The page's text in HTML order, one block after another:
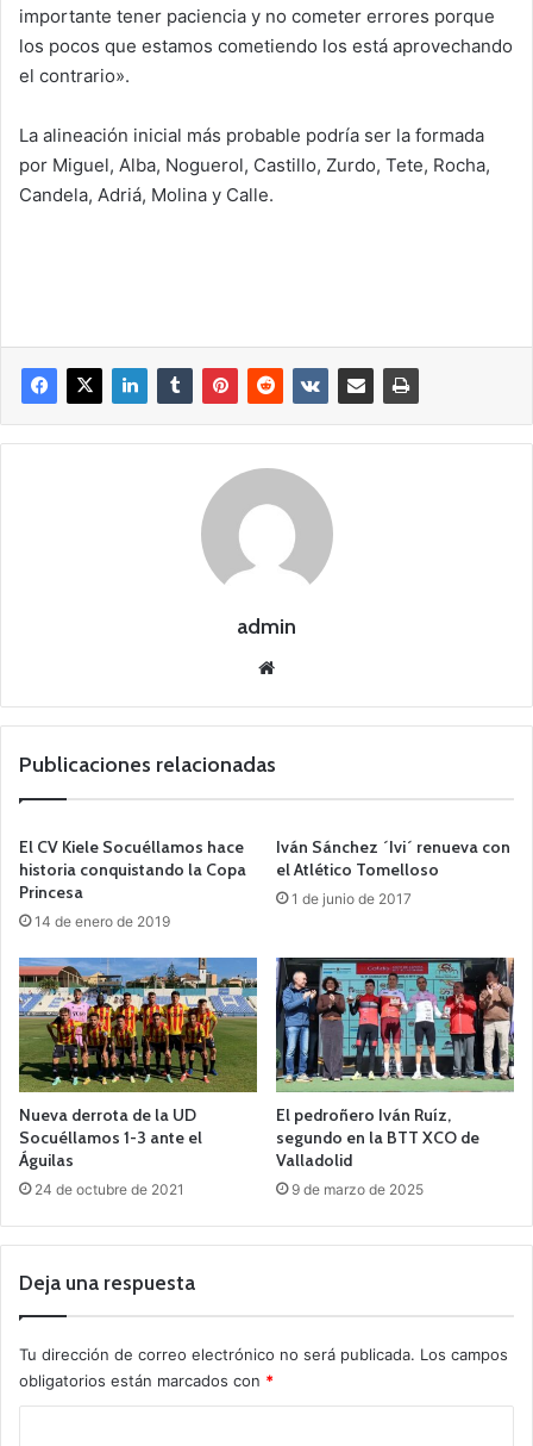
importante tener paciencia y no cometer errores porque
los pocos que estamos cometiendo los está aprovechando
el contrario».
La alineación inicial más probable podría ser la formada
por Miguel, Alba, Noguerol, Castillo, Zurdo, Tete, Rocha,
Candela, Adriá, Molina y Calle.
admin
we
Publicaciones relacionadas
El CV Kiele Socuéllamos hace
historia conquistando la Copa
Princesa
14 de enero de 2019
Iván Sánchez ´Ivi´ renueva con
el Atlético Tomelloso
1 de junio de 2017
Nueva derrota de la UD
Socuéllamos 1-3 ante el
Águilas
24 de octubre de 2021
El pedroñero Iván Ruíz,
segundo en la BTT XCO de
Valladolid
9 de marzo de 2025
Deja una respuesta
Tu dirección de correo electrónico no será publicada. Los campos
obligatorios están marcados con *